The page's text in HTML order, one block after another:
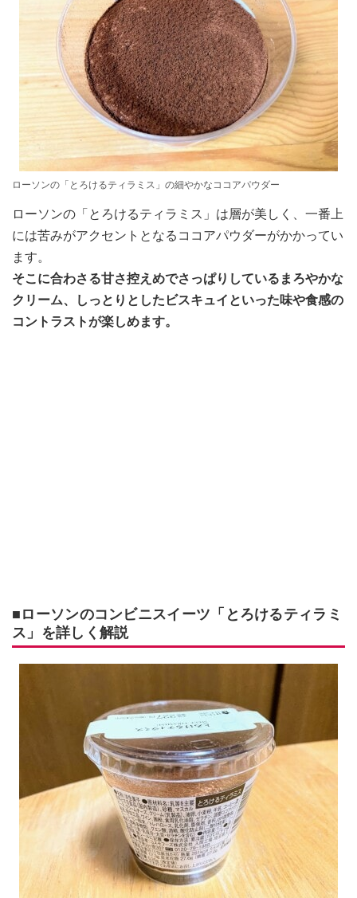
ローソンの「とろけるティラミス」の細やかなココアパウダー
ローソンの「とろけるティラミス」は層が美しく、一番上
には苦みがアクセントとなるココアパウダーがかかってい
ます。
そこに合わさる甘さ控えめでさっぱりしているまろやかな
クリーム、しっとりとしたビスキュイといった味や食感の
コントラストが楽しめます。
■ローソンのコンビニスイーツ「とろけるティラミ
ス」を詳しく解説